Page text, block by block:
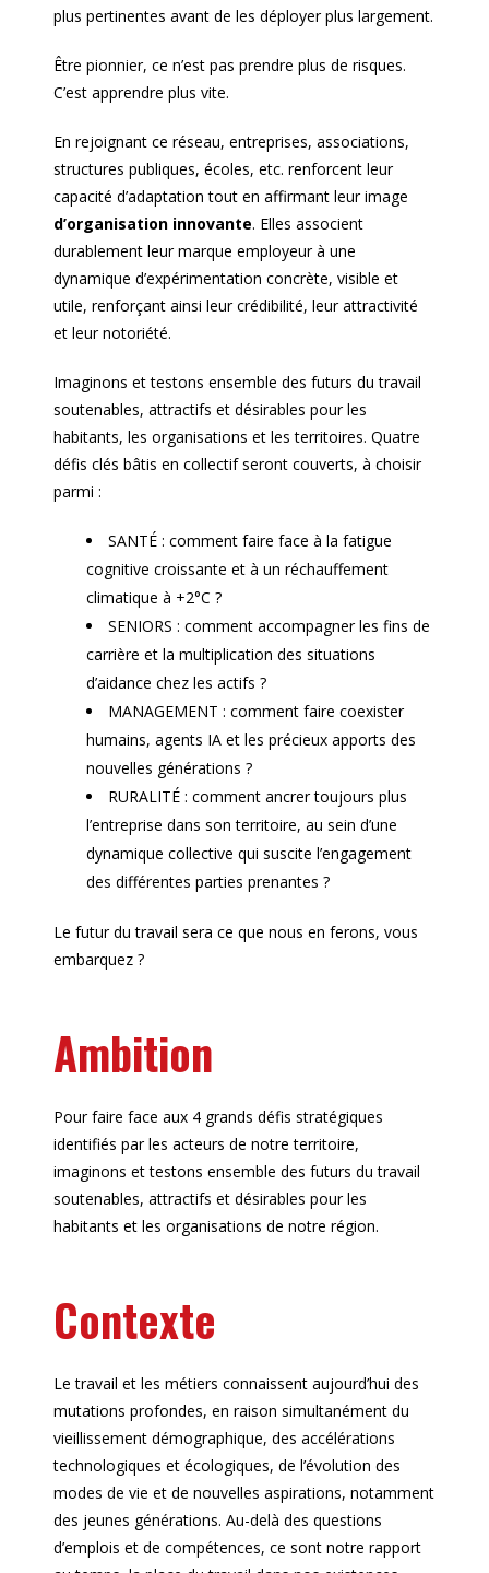
plus pertinentes avant de les déployer plus largement.
Être pionnier, ce n’est pas prendre plus de risques.
C’est apprendre plus vite.
En rejoignant ce réseau, entreprises, associations,
structures publiques, écoles, etc. renforcent leur
capacité d’adaptation tout en affirmant leur image
d’organisation innovante. Elles associent
durablement leur marque employeur à une
dynamique d’expérimentation concrète, visible et
utile, renforçant ainsi leur crédibilité, leur attractivité
et leur notoriété.
Imaginons et testons ensemble des futurs du travail
soutenables, attractifs et désirables pour les
habitants, les organisations et les territoires. Quatre
défis clés bâtis en collectif seront couverts, à choisir
parmi :
SANTÉ : comment faire face à la fatigue
cognitive croissante et à un réchauffement
climatique à +2°C ?
SENIORS : comment accompagner les fins de
carrière et la multiplication des situations
d’aidance chez les actifs ?
MANAGEMENT : comment faire coexister
humains, agents IA et les précieux apports des
nouvelles générations ?
RURALITÉ : comment ancrer toujours plus
l’entreprise dans son territoire, au sein d’une
dynamique collective qui suscite l’engagement
des différentes parties prenantes ?
Le futur du travail sera ce que nous en ferons, vous
embarquez ?
Ambition
Pour faire face aux 4 grands défis stratégiques
identifiés par les acteurs de notre territoire,
imaginons et testons ensemble des futurs du travail
soutenables, attractifs et désirables pour les
habitants et les organisations de notre région.
Contexte
Le travail et les métiers connaissent aujourd’hui des
mutations profondes, en raison simultanément du
vieillissement démographique, des accélérations
technologiques et écologiques, de l’évolution des
modes de vie et de nouvelles aspirations, notamment
des jeunes générations. Au-delà des questions
d’emplois et de compétences, ce sont notre rapport